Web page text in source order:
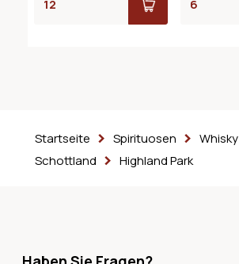
Startseite Spirituosen Whisky
Schottland
Highland Park